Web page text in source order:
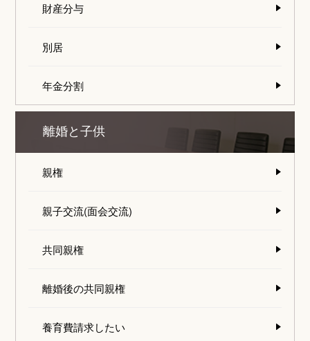
財産分与
別居
年金分割
離婚と子供
親権
親子交流(面会交流)
共同親権
離婚後の共同親権
養育費請求したい